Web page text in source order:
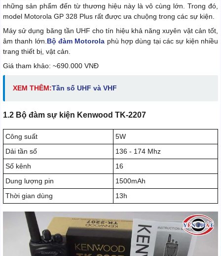
những sản phẩm đến từ thương hiệu này là vô cùng lớn. Trong đó,
model Motorola GP 328 Plus rất được ưa chuộng trong các sự kiện.
Máy sử dụng băng tần UHF cho tín hiệu khả năng xuyên vật cản tốt,
âm thanh lớn. Bộ đàm Motorola phù hợp dùng tại các sự kiện nhiều
trang thiết bị, vật cản.
Giá tham khảo: ~690.000 VNĐ
XEM THÊM:Tần số UHF và VHF
1.2 Bộ đàm sự kiện Kenwood TK-2207
Công suất
5W
Dải tần số
136 - 174 Mhz
Số kênh
16
Dung lượng pin
1500mAh
Thời gian dùng
13h